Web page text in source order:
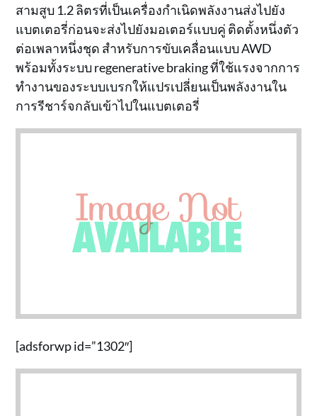
สามสูบ 1.2 ลิตรที่เป็นเครื่องกำเนิดพลังงานส่งไปยัง
แบตเตอรี่ก่อนจะส่งไปยังมอเตอร์แบบคู่ ติดตั้งหนึ่งตัว
ต่อเพลาหนึ่งชุด สำหรับการขับเคลื่อนแบบ AWD
พร้อมทั้งระบบ regenerative braking ที่ใช้แรงจากการ
ทำงานของระบบเบรกให้แปรเปลี่ยนเป็นพลังงานใน
การรีชาร์จกลับเข้าไปในแบตเตอรี่
[adsforwp id=”1302″]